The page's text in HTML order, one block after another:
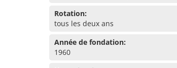
Rotation:
tous les deux ans
Année de fondation:
1960